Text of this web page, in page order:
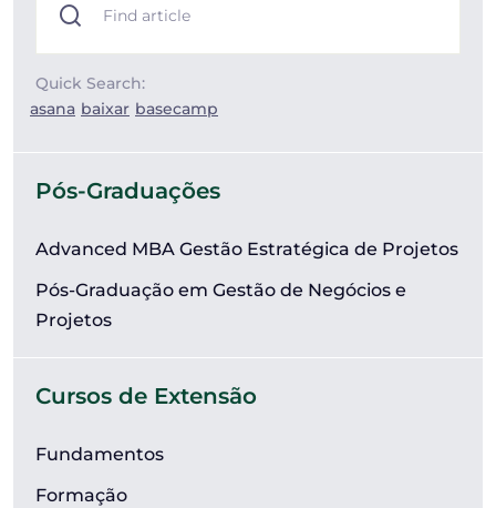
Quick Search:
asana baixar basecamp
Pós-Graduações
Advanced MBA Gestão Estratégica de Projetos
Pós-Graduação em Gestão de Negócios e
Projetos
Cursos de Extensão
Fundamentos
Formação